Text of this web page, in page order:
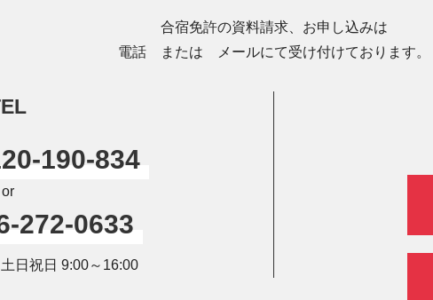
合宿免許の資料請求、お申し込みは
電話 または メールにて受け付けております。
190-834
or
272-0633
日祝日 9:00～16:00